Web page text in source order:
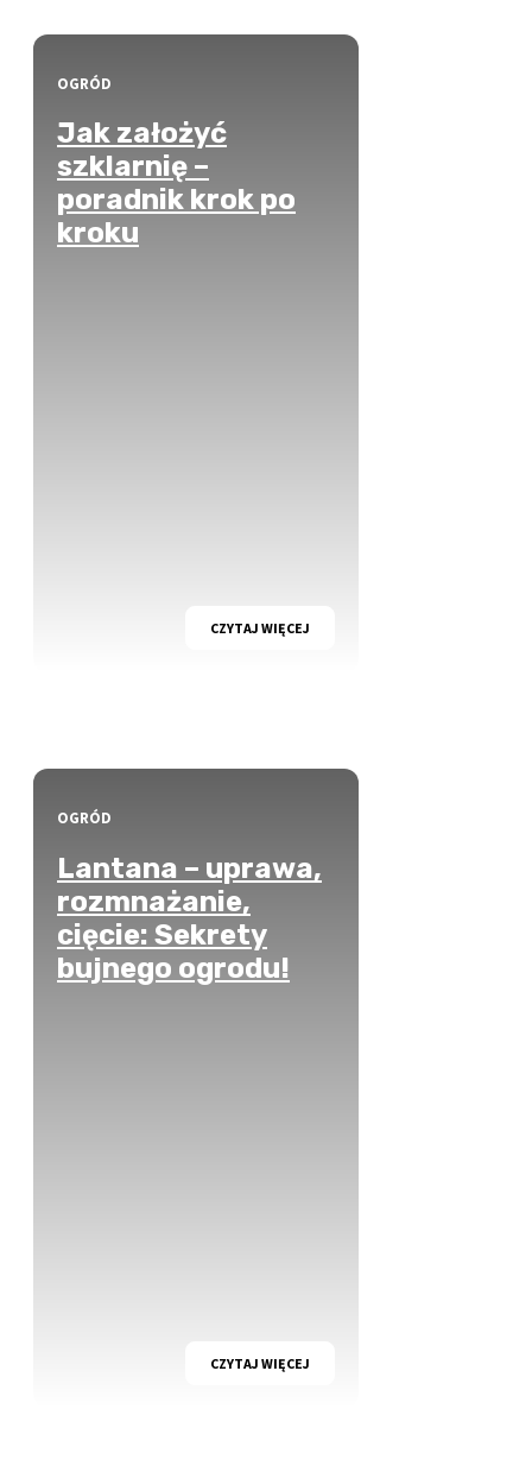
OGRÓD
Jak założyć
szklarnię –
poradnik krok po
kroku
CZYTAJ WIĘCEJ
OGRÓD
Lantana – uprawa,
rozmnażanie,
cięcie: Sekrety
bujnego ogrodu!
CZYTAJ WIĘCEJ